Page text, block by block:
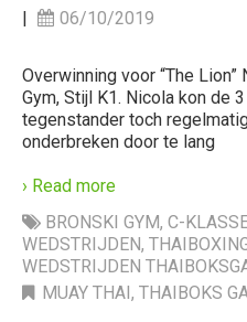
06/10/2019
Overwinning voor “The
Gym, Stijl K1. Nicola kon de
tegenstander toch
onderbreken door te lang
› Read more
BRONSKI GYM, C-
WEDSTRIJDEN,
WEDSTRIJDEN
MUAY THAI , THAIBOKS